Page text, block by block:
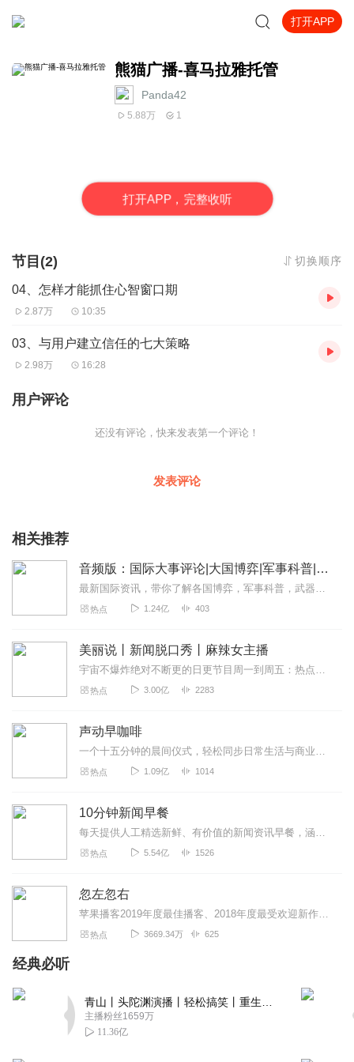
打开APP
熊猫广播-喜马拉雅托管
Panda42
5.88万 1
打开APP，完整收听
节目(2) 切换顺序
04、怎样才能抓住心智窗口期
2.87万 10:35
03、与用户建立信任的七大策略
2.98万 16:28
用户评论
还没有评论，快来发表第一个评论！
发表评论
相关推荐
音频版：国际大事评论|大国博弈|军事科普|科技讲解
最新国际资讯，带你了解各国博弈，军事科普，武器博览。本专辑为听风的蚕原创专辑，本专辑将为您介绍军事科普和国际动态和热点大事，通过独家解读，为您理清热点之下的脉络...
热点 1.24亿 403
美丽说丨新闻脱口秀丨麻辣女主播
宇宙不爆炸绝对不断更的日更节目周一到周五：热点新闻一锅端周末：听众投稿话题探讨随便闲聊>>>不知道怎么进主播橱窗购买零食的点击我哟，点我点我！<<<马栏山...
热点 3.00亿 2283
声动早咖啡
一个十五分钟的晨间仪式，轻松同步日常生活与商业世界。这是一档由声动活泼出品的清晨播客节目，在工作日的早晨，为你带来与日常生活息息相关的商业科技轻解读，开启能量满...
热点 1.09亿 1014
10分钟新闻早餐
每天提供人工精选新鲜、有价值的新闻资讯早餐，涵盖国内社会热点、财经科技大事、国际时事风云。每天10分钟，畅晓天下事！
热点 5.54亿 1526
忽左忽右
苹果播客2019年度最佳播客、2018年度最受欢迎新作这是一档JustPod旗下的沙龙访谈类播客节目，每周更新，试图为中文播客听众提供更多高质量的内容。Just...
热点 3669.34万 625
经典必听
主播粉丝1659万
11.36亿